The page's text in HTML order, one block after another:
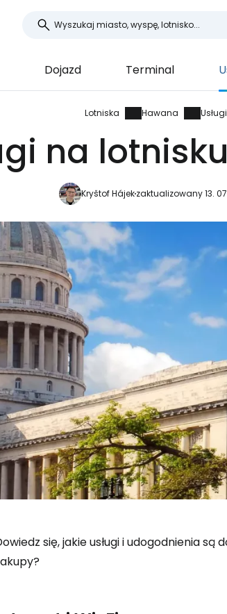
Dojazd Terminal
Lotniska Hawana Usługi
na
Kryštof Hájekzaktualizowany 13.
się, jakie usługi i udogodnienia